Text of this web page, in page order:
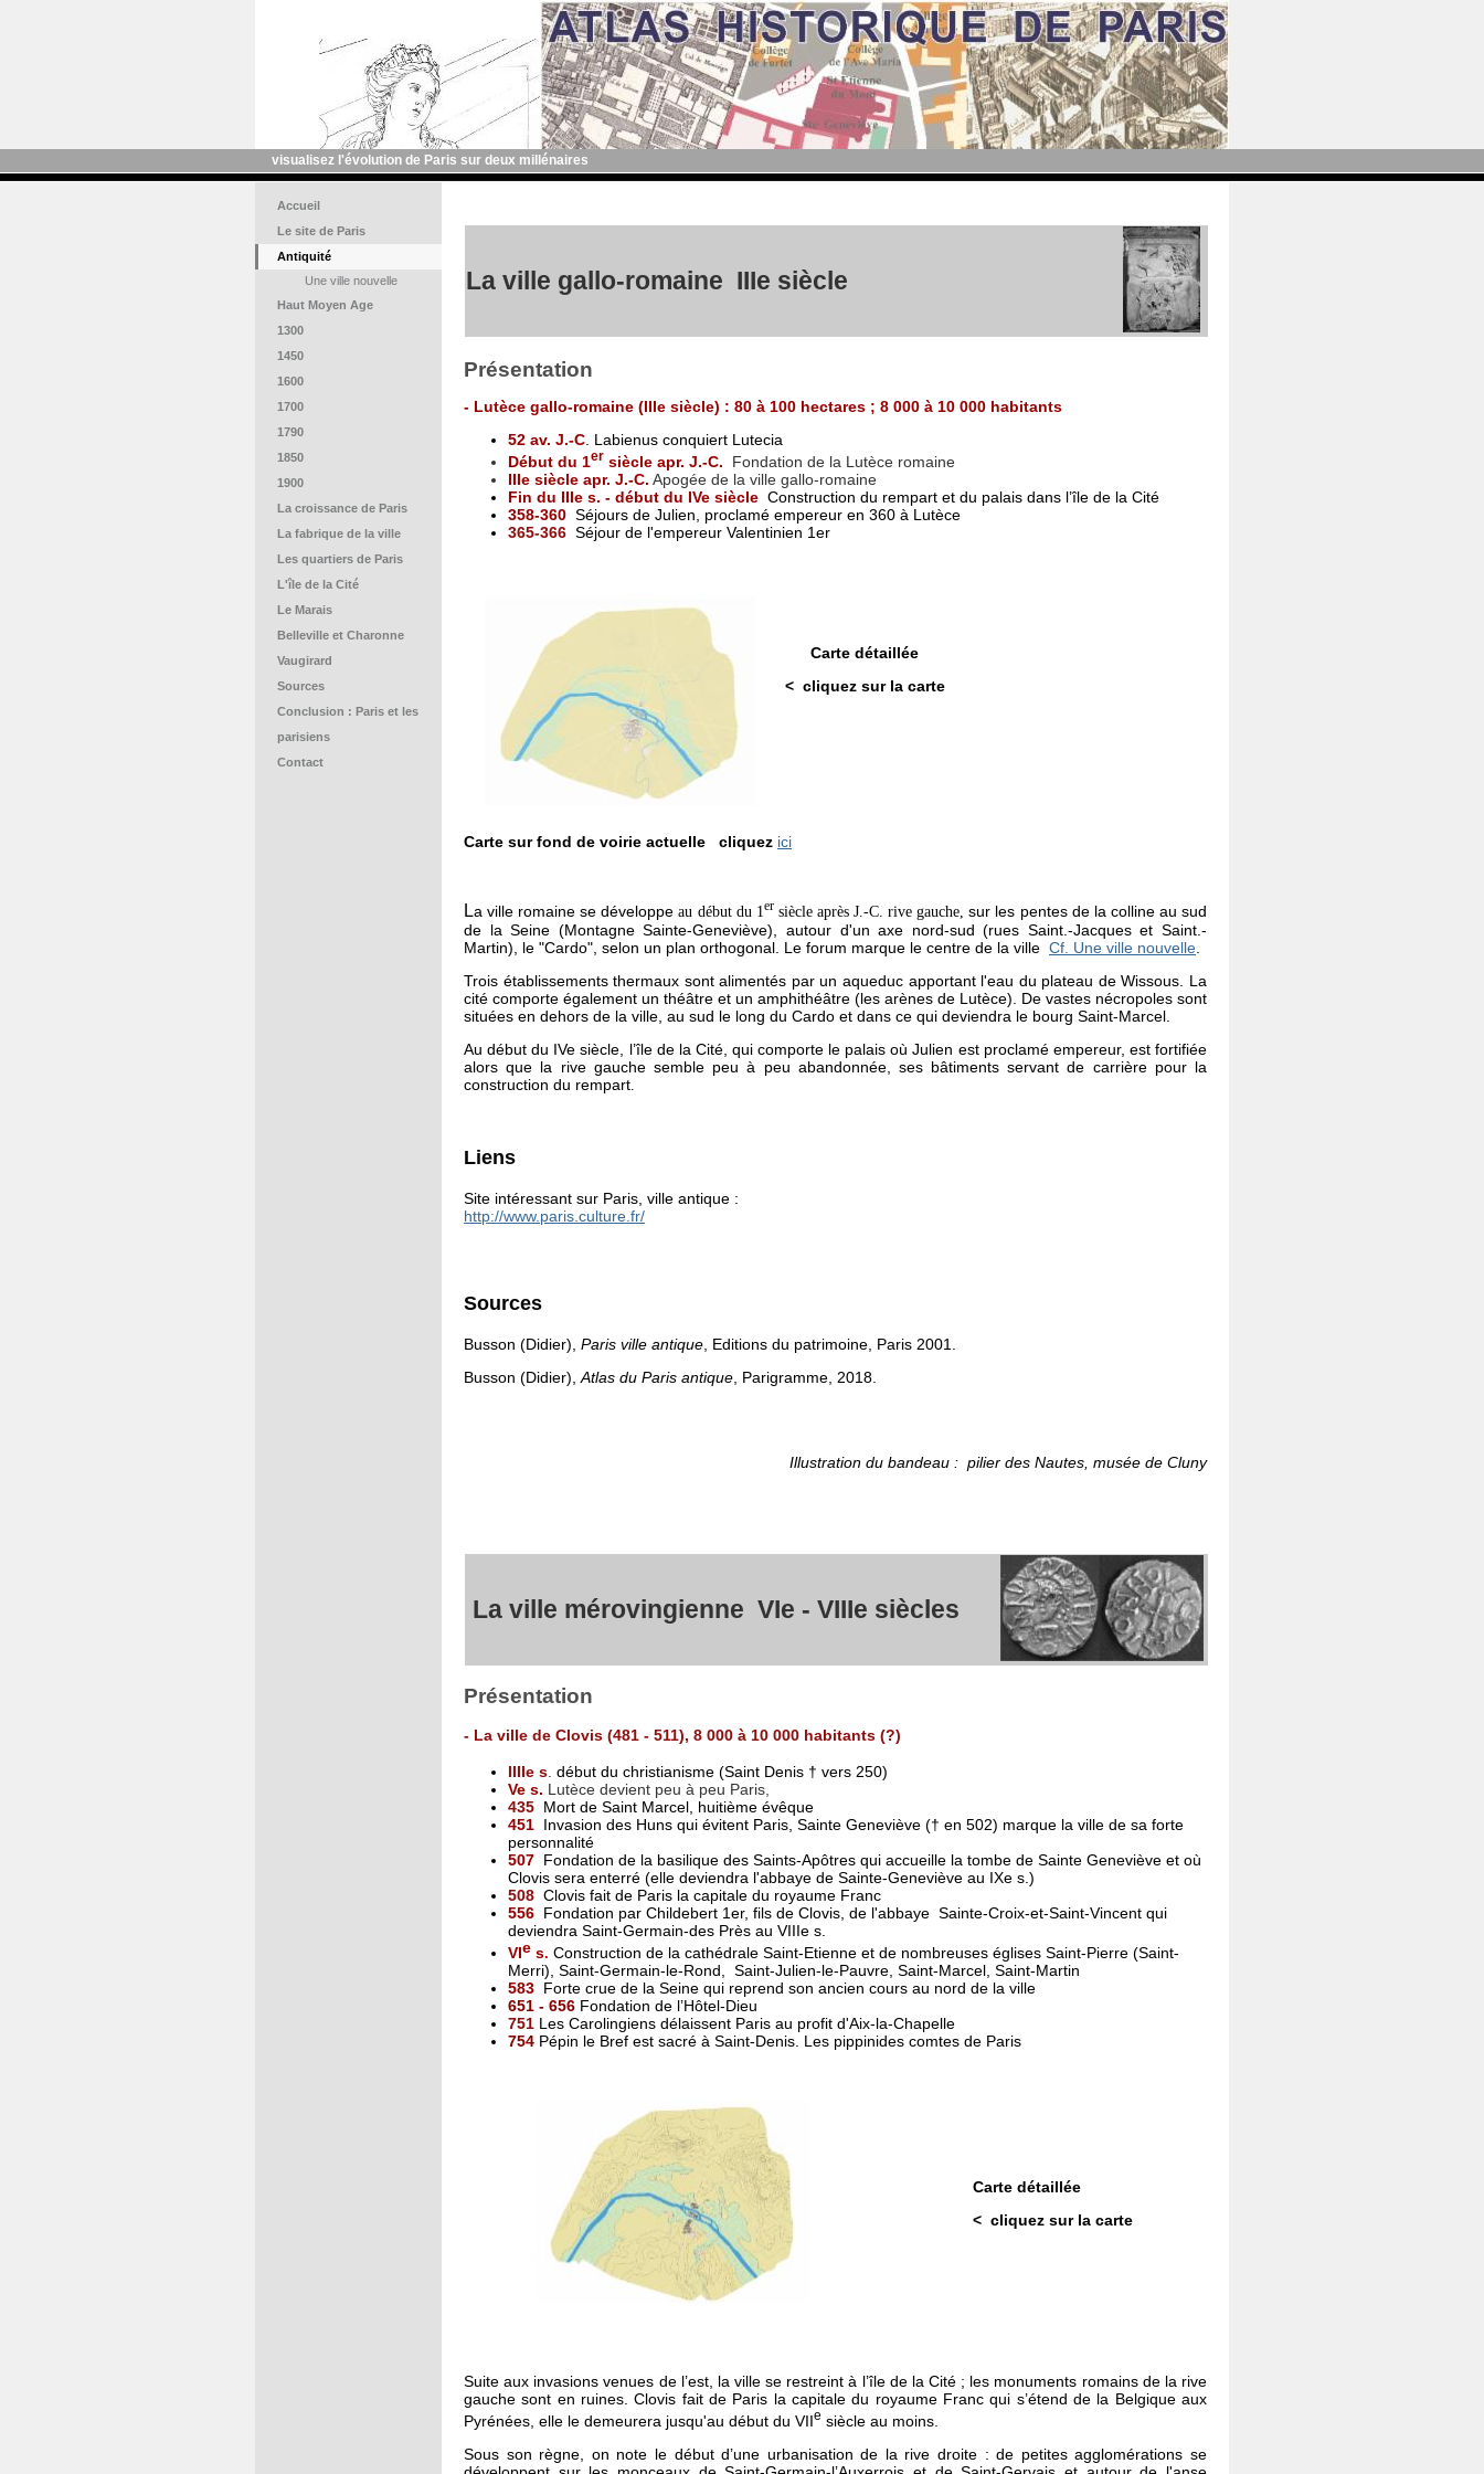
visualisez l'évolution de Paris sur deux millénaires
Accueil
Le site de Paris
Antiquité
Une ville nouvelle
Haut Moyen Age
1300
1450
1600
1700
1790
1850
1900
La croissance de Paris
La fabrique de la ville
Les quartiers de Paris
L'île de la Cité
Le Marais
Belleville et Charonne
Vaugirard
Sources
Conclusion : Paris et les
parisiens
Contact
La ville gallo-romaine IIIe siècle
Présentation
- Lutèce gallo-romaine (IIIe siècle) : 80 à 100 hectares ; 8 000 à 10 000 habitants
52 av. J.-C Labienus conquiert Lutecia
Début du 1er siècle apr. J.-C. Fondation de la Lutèce romaine
IIIe siècle apr. J.-C. Apogée de la ville gallo-romaine
Fin du IIIe s. - début du IVe siècle Construction du rempart et du palais dans l’île de la Cité
358-360 Séjours de Julien, proclamé empereur en 360 à Lutèce
365-366 Séjour de l'empereur Valentinien 1er
Carte détaillée
< cliquez sur la carte
Carte sur fond de voirie actuelle cliquez ici
La ville romaine se développeau début du 1er siècle après J.-C. rive gauche,sur les pentes de la colline au sud
de la Seine (Montagne Sainte-Geneviève), autour d'un axe nord-sud (rues Saint.-Jacques et Saint.-
Martin), le "Cardo", selon un plan orthogonal. Le forum marque le centre de la ville Cf. Une ville nouvelle
Trois établissements thermaux sont alimentés par un aqueduc apportant l'eau du plateau de Wissous. La
cité comporte également un théâtre et un amphithéâtre (les arènes de Lutèce). De vastes nécropoles sont
situées en dehors de la ville, au sud le long du Cardo et dans ce qui deviendra le bourg Saint-Marcel
Au début du IVe siècle, l’île de la Cité, qui comporte le palais où Julien est proclamé empereur, est fortifiée
alors que la rive gauche semble peu à peu abandonnée, ses bâtiments servant de carrière pour la
construction du rempart
Liens
Site intéressant sur Paris, ville antique :
http://www.paris.culture.fr/
Sources
Busson (Didier), Paris ville antique , Editions du patrimoine, Paris 2001.
Busson (Didier), Atlas du Paris antique , Parigramme, 2018.
Illustration du bandeau : pilier des Nautes, musée de Cluny
La ville mérovingienne VIe - VIIIe siècles
Présentation
- La ville de Clovis (481 - 511), 8 000 à 10 000 habitants (?)
IIIIe s début du christianisme (Saint Denis † vers 250)
Ve s. Lutèce devient peu à peu Paris,
435 Mort de Saint Marcel, huitième évêque
451 Invasion des Huns qui évitent Paris, Sainte Geneviève († en 502) marque la ville de sa forte
personnalité
507 Fondation de la basilique des Saints-Apôtres qui accueille la tombe de Sainte Geneviève et où
Clovis sera enterré (elle deviendra l'abbaye de Sainte-Geneviève au IXe s.)
508 Clovis fait de Paris la capitale du royaume Franc
556 Fondation par Childebert 1er, fils de Clovis, de l'abbaye Sainte-Croix-et-Saint-Vincent qui
deviendra Saint-Germain-des Près au VIIIe s.
VIe s. Construction de la cathédrale Saint-Etienne et de nombreuses églises Saint-Pierre (Saint-
Merri), Saint-Germain-le-Rond, Saint-Julien-le-Pauvre, Saint-Marcel, Saint-Martin
583 Forte crue de la Seine qui reprend son ancien cours au nord de la ville
651 - 656 Fondation de l’Hôtel-Dieu
751 Les Carolingiens délaissent Paris au profit d'Aix-la-Chapelle
754 Pépin le Bref est sacré à Saint-Denis. Les pippinides comtes de Paris
Carte détaillée
< cliquez sur la carte
Suite aux invasions venues de l’est, la ville se restreint à l’île de la Cité ; les monuments romains de la rive
gauche sont en ruines. Clovis fait de Paris la capitale du royaume Franc qui s’étend de la Belgique aux
Pyrénées, elle le demeurera jusqu'au début du VIIe siècle au moins.
Sous son règne, on note le début d’une urbanisation de la rive droite : de petites agglomérations se